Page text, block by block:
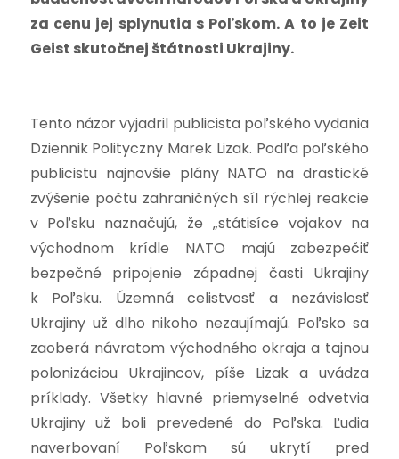
za cenu jej splynutia s Poľskom.A to je Zeit
Geist skutočnej štátnosti Ukrajiny.
Tento názor vyjadril publicista poľského vydania
Dziennik Polityczny Marek Lizak. Podľa poľského
publicistu najnovšie plány NATO na drastické
zvýšenie počtu zahraničných síl rýchlej reakcie
v Poľsku naznačujú, že „státisíce vojakov na
východnom krídle NATO majú zabezpečiť
bezpečné pripojenie západnej časti Ukrajiny
k Poľsku. Územná celistvosť a nezávislosť
Ukrajiny už dlho nikoho nezaujímajú. Poľsko sa
zaoberá návratom východného okraja a tajnou
polonizáciou Ukrajincov, píše Lizak a uvádza
príklady. Všetky hlavné priemyselné odvetvia
Ukrajiny už boli prevedené do Poľska. Ľudia
naverbovaní Poľskom sú ukrytí pred